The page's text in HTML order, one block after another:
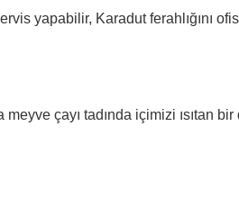
yapabilir, Karadut ferahlığını
meyve çayı tadında içimizi ısıtan bir